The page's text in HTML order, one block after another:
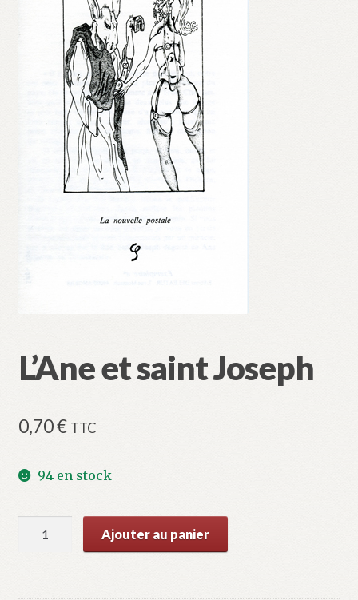
L’Ane et saint Joseph
0,70€ TTC
94 en stock
Ajouter au panier